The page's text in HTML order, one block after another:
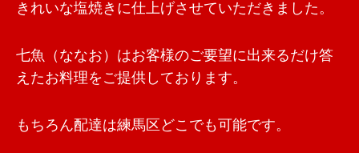
きれいな塩焼きに仕上げさせていただきました。
七魚（ななお）はお客様のご要望に出来るだけ答
えたお料理をご提供しております。
もちろん配達は練馬区どこでも可能です。